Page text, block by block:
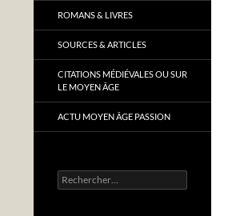
ROMANS & LIVRES
SOURCES & ARTICLES
CITATIONS MÉDIÉVALES OU SUR
LE MOYEN ÂGE
ACTU MOYEN ÂGE PASSION
Rechercher :